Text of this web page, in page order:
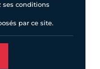
ses conditions
par ce site.